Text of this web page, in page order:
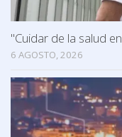
"Cuidar de la salud
6 AGOSTO, 2026